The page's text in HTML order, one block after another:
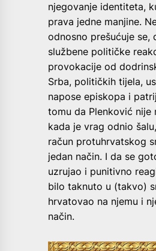
njegovanje identiteta,
prava jedne manjine.
odnosno prešućuje se,
službene političke
provokacije od
Srba, političkih tijela,
napose episkopa i
tomu da Plenković nije
kada je vrag odnio
račun protuhrvatskog
jedan način. I da se
uzrujao i punitivno
bilo taknuto u (takvo)
hrvatovao na njemu i
način.